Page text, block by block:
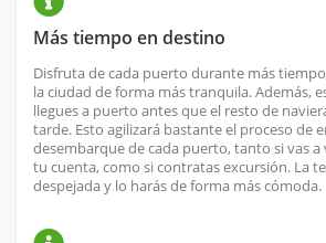
Más tiempo en destino
Disfruta de cada puerto durante más
la ciudad de forma más tranquila. Además,
llegues a puerto antes que el resto de
tarde. Esto agilizará bastante el proceso de
desembarque de cada puerto, tanto si vas
tu cuenta, como si contratas excursión. La
despejada y lo harás de forma más cómoda.